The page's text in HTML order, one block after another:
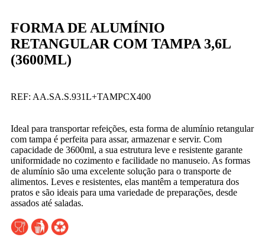
FORMA DE ALUMÍNIO
RETANGULAR COM TAMPA 3,6L
(3600ML)
REF: AA.SA.S.931L+TAMPCX400
Ideal para transportar refeições, esta forma de alumínio retangular
com tampa é perfeita para assar, armazenar e servir. Com
capacidade de 3600ml, a sua estrutura leve e resistente garante
uniformidade no cozimento e facilidade no manuseio. As formas
de alumínio são uma excelente solução para o transporte de
alimentos. Leves e resistentes, elas mantêm a temperatura dos
pratos e são ideais para uma variedade de preparações, desde
assados até saladas.